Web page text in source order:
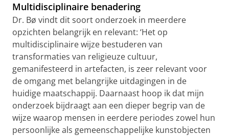
Multidisciplinaire benadering
Dr. Bø vindt dit soort onderzoek in meerdere
opzichten belangrijk en relevant: ‘Het op
multidisciplinaire wijze bestuderen van
transformaties van religieuze cultuur,
gemanifesteerd in artefacten, is zeer relevant voor
de omgang met belangrijke uitdagingen in de
huidige maatschappij. Daarnaast hoop ik dat mijn
onderzoek bijdraagt aan een dieper begrip van de
wijze waarop mensen in eerdere periodes zowel hun
persoonlijke als gemeenschappelijke kunstobjecten